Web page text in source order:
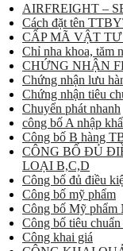
AIRFREIGHT –
Cách đặt tên
CẤP MÃ VẬT TƯ
Chỉ nha khoa, tăm
CHỨNG NHẬN
Chứng nhận lưu
Chứng nhận tiêu
Chuyển phát nhanh
công bố A nhập
Công bố B hàng
CÔNG BỐ ĐỦ
LOẠI B,C,D
Công bố đủ điều
Công bố mỹ phẩm
Công bố Mỹ phẩm
Công bố tiêu
Công khai giá